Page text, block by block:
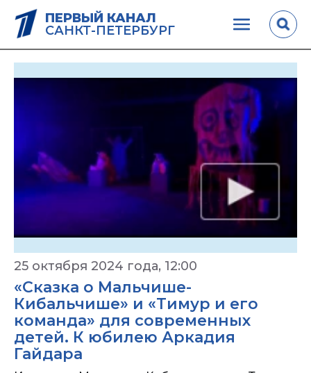
ПЕРВЫЙ КАНАЛ
САНКТ-ПЕТЕРБУРГ
25 октября 2024 года, 12:00
«Сказка о Мальчише-
Кибальчише» и «Тимур и его
команда» для современных
детей. К юбилею Аркадия
Гайдара